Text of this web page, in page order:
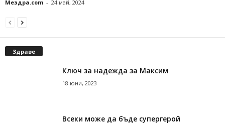
Мездра.com - 24 май, 2024
Здраве
Ключ за надежда за Максим
18 юни, 2023
Всеки може да бъде супергерой